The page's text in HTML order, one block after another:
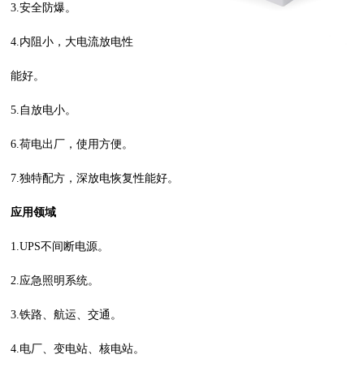
3.安全防爆。
4.内阻小，大电流放电性
能好。
5.自放电小。
6.荷电出厂，使用方便。
7.独特配方，深放电恢复性能好。
应用领域
1.UPS不间断电源。
2.应急照明系统。
3.铁路、航运、交通。
4.电厂、变电站、核电站。